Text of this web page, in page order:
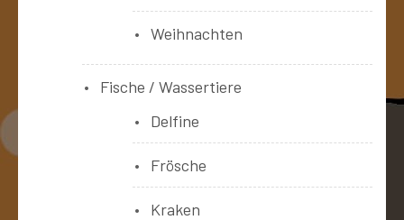
Weihnachten
Fische / Wassertiere
Delfine
Frösche
Kraken